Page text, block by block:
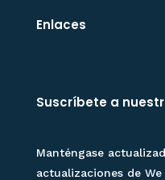
Enlaces
Suscríbete a
Manténgase
actualizaciones de